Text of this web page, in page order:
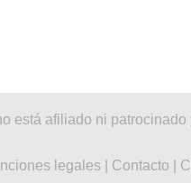
está afiliado ni
legales
Contacto